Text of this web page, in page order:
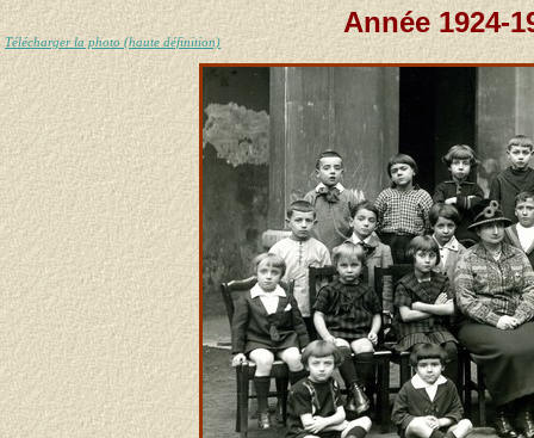
Télécharger la photo (haute définition)
Année 1924-